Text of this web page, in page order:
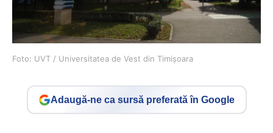
Foto: UVT / Universitatea de Vest din Timișoara
Adaugă-ne ca sursă preferată în Google